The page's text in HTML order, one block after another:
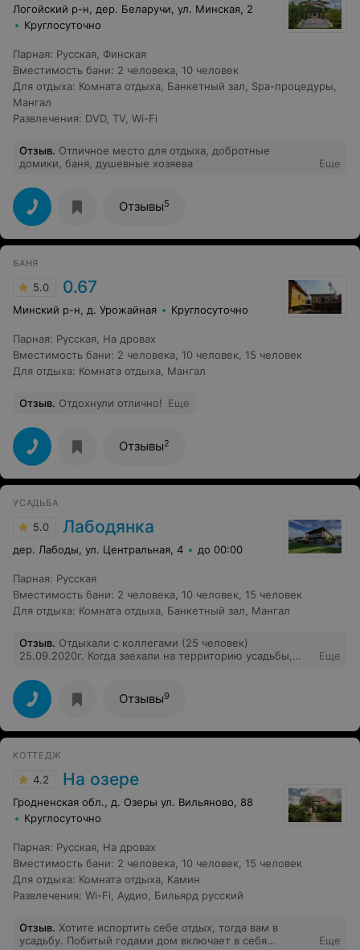
Логойский р-н, дер. Беларучи, ул. Минская, 2
Круглосуточно
Парная: Русская, Финская
Вместимость бани: 2 человека, 10 человек
Для отдыха: Комната отдыха, Банкетный зал, Spa-процедуры,
Мангал
Развлечения: DVD, TV, Wi-Fi
Отзыв. Отличное место для отдыха, добротные
домики, баня, душевные хозяева
Еще
Отзывы5
БАНЯ
5.0 0.67
Минский р-н, д. Урожайная Круглосуточно
Парная: Русская, На дровах
Вместимость бани: 2 человека, 10 человек, 15 человек
Для отдыха: Комната отдыха, Мангал
Отзыв. Отдохнули отлично! Еще
Отзывы2
УСАДЬБА
5.0 Лабодянка
дер. Лабоды, ул. Центральная, 4 до 00:00
Парная: Русская
Вместимость бани: 2 человека, 10 человек, 15 человек
Для отдыха: Комната отдыха, Банкетный зал, Мангал
Отзыв. Отдыхали с коллегами (25 человек)
25.09.2020г. Когда заехали на территорию усадьбы,
создали хозяева со вкусом, уютом, а самое главное с
любовью. Огромная ухоженная территория,
обустроенная для проведения досуга. Хороший отдых
в прекрасном живописном месте. Озеро, мечта
любого рыбалова. Для активного отдыха есть
качели, яблоневый сад. Дом из дерева с большим
танцполом, балкон с видом на озеро, караоке. Русская
баня со всеми принадлежностями. Прекрасно провели
время и попарились от души. Гостеприимные и
внимательные хозяева: Василий, Елена и их дочь
Ангелина, приготовили вкуснейший узбекский плов из
сервировку стола. Большое Вам спасибо за волшебную
сказку которую Вы нам подарили своим трудом,
искренностью и вниманием. Процветания вашему
детищу, в которое вы вкладываете все свои силы,
доброту и любовь! Мы были в восторге! К Вам хочется
Еще
Отзывы9
КОТТЕДЖ
4.2 На озере
Гродненская обл., д. Озеры ул. Вильяново, 88
Круглосуточно
Парная: Русская, На дровах
Вместимость бани: 2 человека, 10 человек, 15 человек
Для отдыха: Комната отдыха, Камин
Развлечения: Wi-Fi, Аудио, Бильярд русский
Отзыв. Хотите испортить себе отдых, тогда вам в
усадьбу. Побитый годами дом включает в себя
Еще